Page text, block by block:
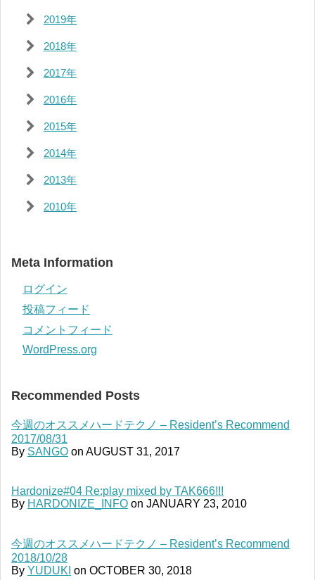
2019年
2018年
2017年
2016年
2015年
2014年
2013年
2010年
Meta Information
ログイン
投稿フィード
コメントフィード
WordPress.org
Recommended Posts
今週のオススメハードテクノ – Resident’s Recommend
2017/08/31
By SANGO on AUGUST 31, 2017
Hardonize#04 Re:play mixed by TAK666!!!
By HARDONIZE_INFO on JANUARY 23, 2010
今週のオススメハードテクノ – Resident’s Recommend
2018/10/28
By YUDUKI on OCTOBER 30, 2018